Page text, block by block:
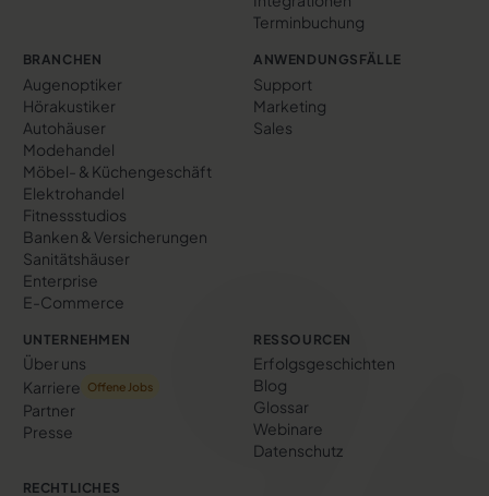
Terminbuchung
BRANCHEN
Augenoptiker
Hörakustiker
Autohäuser
Modehandel
Möbel- & Küchengeschäft
Elektrohandel
Fitnessstudios
Banken & Versicherungen
Sanitätshäuser
Enterprise
E-Commerce
ANWENDUNGSFÄLLE
Support
Marketing
Sales
UNTERNEHMEN
Über uns
Karriere
Offene Jobs
Partner
Presse
RESSOURCEN
Erfolgs­geschichten
Blog
Glossar
Webinare
Datenschutz
RECHTLICHES